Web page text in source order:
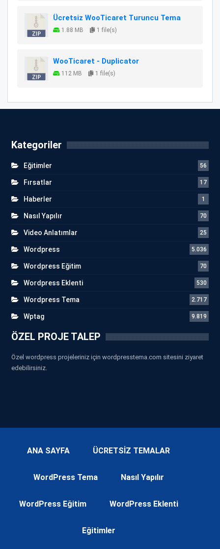
Ücretsiz WooTicaret Turuncu Tema
1.88 MB 1 file(s)
WooTicaret - Duplicator
112 MB 1 file(s)
Kategoriler
Eğitimler 56
Fırsatlar 17
Haberler 1
Nasıl Yapılır 70
Video Anlatımlar 25
Wordpress 5.036
Wordpress Eğitim 70
Wordpress Eklenti 530
Wordpress Tema 2.717
Wptag 9.819
ÖZEL PROJE TALEP
Özel wordpress projeleriniz için wordpresstema.com sitesini ziyaret
edebilirsiniz.
ANA SAYFA ÜCRETSİZ TEMALAR
WordPress Tema Nasıl Yapılır
WordPress Eğitim WordPress Eklenti
Eğitimler